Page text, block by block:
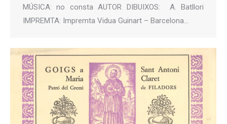
MÚSICA: no consta AUTOR DIBUIXOS: A. Batllori
IMPREMTA: Impremta Vidua Guinart – Barcelona…